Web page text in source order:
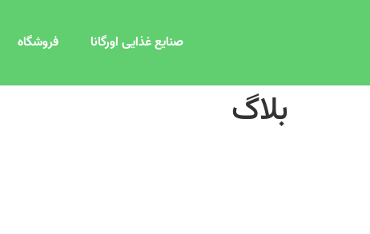
صنایع غذایی اورگانا فروشگاه
بلاگ